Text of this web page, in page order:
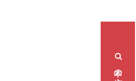
本の検索・注文